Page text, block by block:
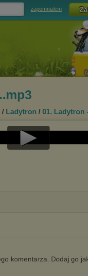
zapomniałem
/ Ladytron / 01. Ladytron
Play
komentarza. Dodaj go